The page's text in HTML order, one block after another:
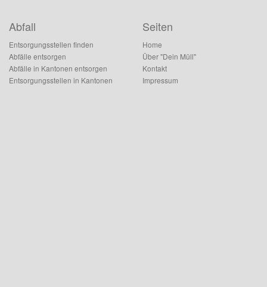
Abfall
Entsorgungsstellen finden
Abfälle entsorgen
Abfälle in Kantonen entsorgen
Entsorgungsstellen in Kantonen
Seiten
Home
Über "Dein Müll"
Kontakt
Impressum